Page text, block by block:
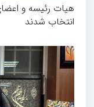
هیات رئیسه و
انتخاب شدند